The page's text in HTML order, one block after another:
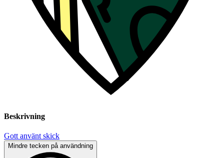
Beskrivning
Gott använt skick
Mindre tecken på användning